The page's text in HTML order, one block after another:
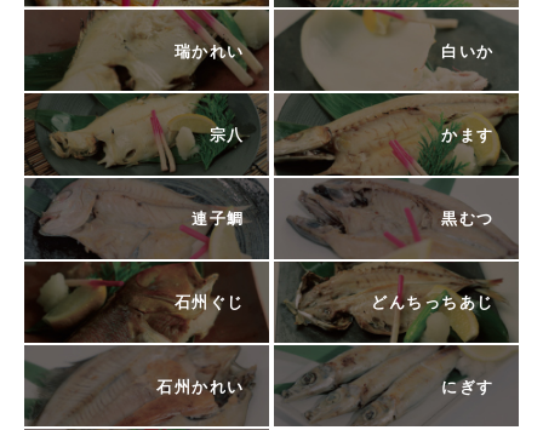
瑞かれい 白いか
宗八 かます
連子鯛 黒むつ
石州ぐじ どんちっちあじ
石州かれい にぎす